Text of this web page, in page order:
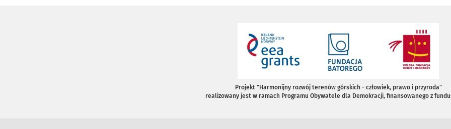
Projekt "Harmonijny rozwój terenów górskich - człowiek, prawo i przyroda"
realizowany jest w ramach Programu Obywatele dla Demokracji, finansowanego z